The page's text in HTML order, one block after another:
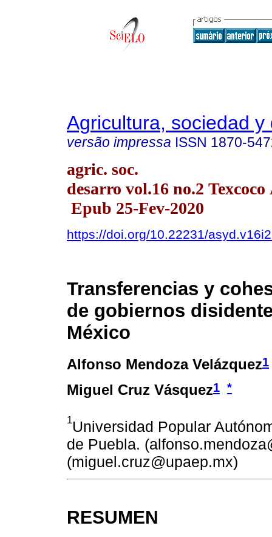
Agricultura, sociedad y
versão impressa ISSN 1870-
agric. soc.
desarro vol.16 no.2
Epub 25-Fev-2020
https://doi.org/10.22231/
Transferencias y
de gobiernos
México
Alfonso Mendoza Velázquez1
Miguel Cruz Vásquez1 *
1Universidad Popular
de Puebla.
(miguel.cruz@upaep.mx)
RESUMEN